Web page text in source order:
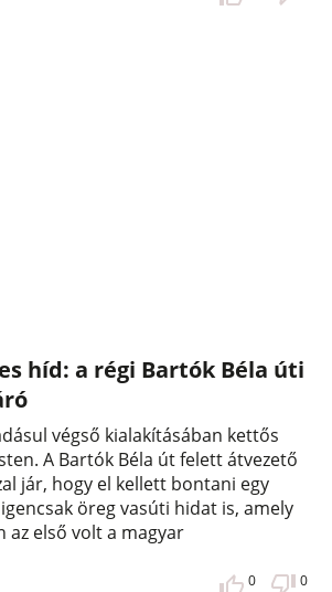
híd: a régi Bartók Béla úti
végső kialakításában kettős
A Bartók Béla út felett átvezető
jár, hogy el kellett bontani egy
öreg vasúti hidat is, amely
az első volt a magyar
0 0